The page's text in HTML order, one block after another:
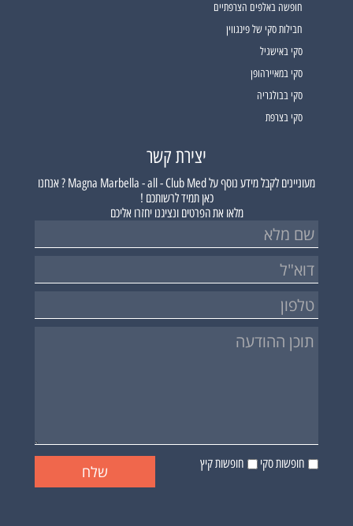
חופשה באלפים הצרפתיים
חבילות סקי של פינגווין
סקי באישגיל
סקי במאיירהופן
סקי בבולגריה
סקי בצרפת
יצירת קשר
מעוניינים לקבל מידע נוסף עלMagna Marbella - all - Club Med ?
אנחנו
כאן תמיד לרשותכם !
מלאו את הפרטים ונציגנו יחזרו אליכם
חופשות סקי חופשות קיץ